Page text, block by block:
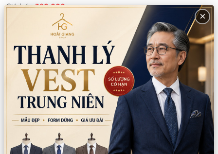
Giá bán:390.000
Thông tin chi nhánh
*LƯU Ý: Thời gian làm việc các chi nhánh khác nhau. Quý khách
vui lòng xem kỹ
CN Quận 5
Tồn: 1
Tạm nghỉ thứ 5-thứ 6 (ngày 6/8-7/8): 8
Nguyễn Thời Trung, Phường An Đông, TPHCM
Xem
bản đồ
0777.195.929 - 0974.230.324
9:00 - 18:00 (Thứ 2 - Thứ 7)
CN Bình Tân
Tồn: 4
×